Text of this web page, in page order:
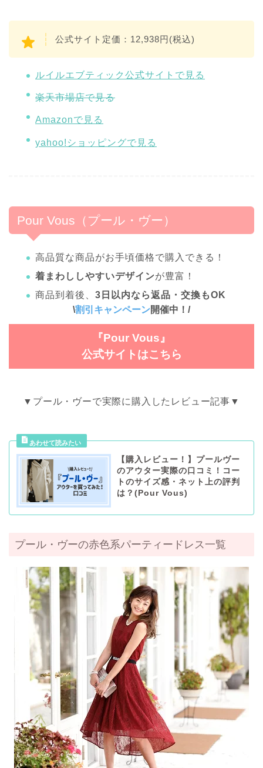
公式サイト定価：12,938円(税込)
ルイルエブティック公式サイトで見る
楽天市場店で見る
Amazonで見る
yahoo!ショッピングで見る
Pour Vous（プール・ヴー）
高品質な商品がお手頃価格で購入できる！
着まわししやすいデザインが豊富！
商品到着後、 3日以内なら返品・交換もOK
\割引キャンペーン開催中 ！ /
『Pour Vous』
公式サイトはこちら
▼プール・ヴーで実際に購入したレビュー記事▼
【購入レビュー！】プールヴー
のアウター実際の口コミ！コー
トのサイズ感・ネット上の評判
は？(Pour Vous)
プール・ヴーの赤色系パーティードレス一覧